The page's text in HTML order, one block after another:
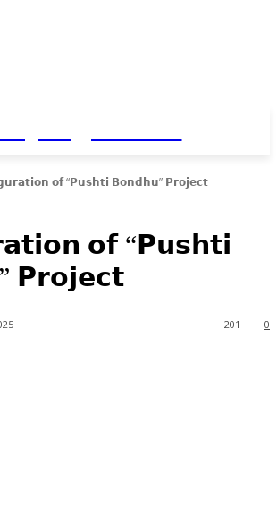
𝗼𝗳 “𝗣𝘂𝘀𝗵𝘁𝗶 𝗕𝗼𝗻𝗱𝗵𝘂” 𝗣𝗿𝗼𝗷𝗲𝗰𝘁
𝗼𝗳 “𝗣𝘂𝘀𝗵𝘁𝗶
𝗣𝗿𝗼𝗷𝗲𝗰𝘁
0
201